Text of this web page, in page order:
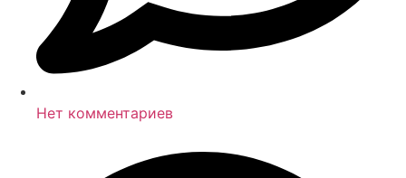
Нет комментариев